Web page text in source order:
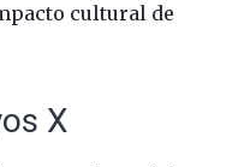
cultural de
X